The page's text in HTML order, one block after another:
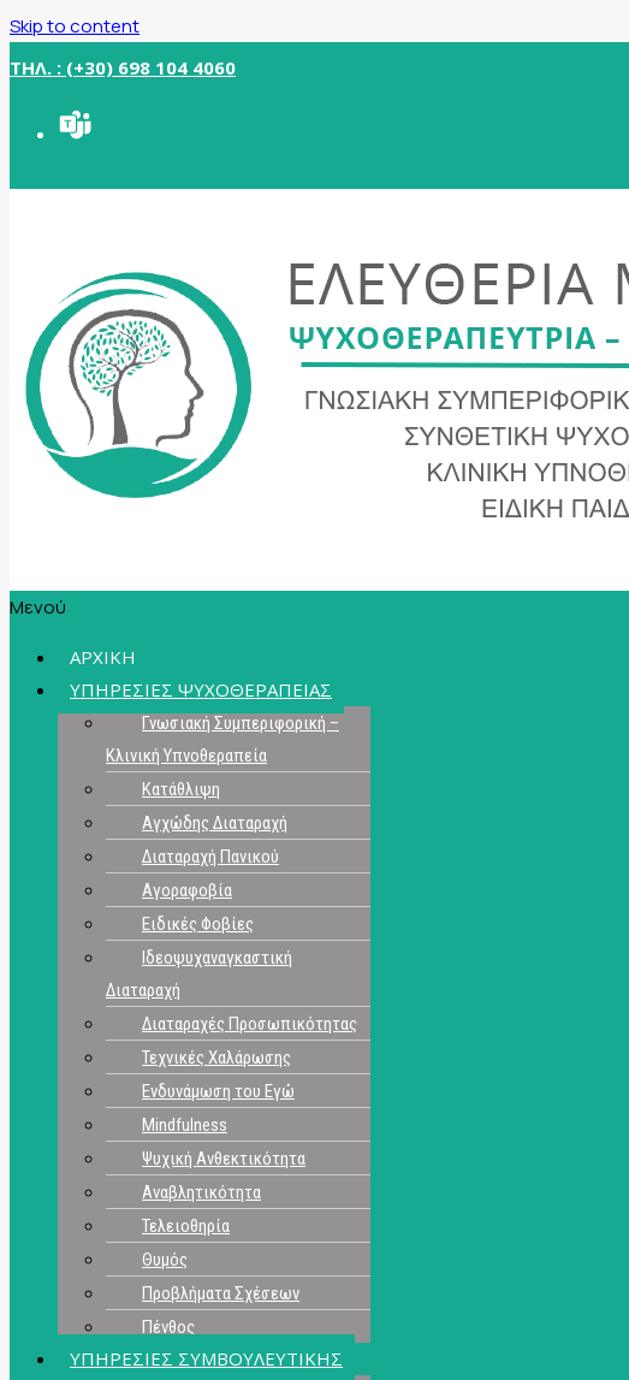
Skip to content
ΤΗΛ. : (+30) 698 104 4060
Μενού
ΑΡΧΙΚΗ
ΥΠΗΡΕΣΙΕΣ ΨΥΧΟΘΕΡΑΠΕΙΑΣ
Γνωσιακή Συμπεριφορική –
Κλινική Υπνοθεραπεία
Κατάθλιψη
Αγχώδης Διαταραχή
Διαταραχή Πανικού
Αγοραφοβία
Ειδικές Φοβίες
Ιδεοψυχαναγκαστική
Διαταραχή
Διαταραχές Προσωπικότητας
Τεχνικές Χαλάρωσης
Ενδυνάμωση του Εγώ
Mindfulness
Ψυχική Ανθεκτικότητα
Αναβλητικότητα
Τελειοθηρία
Θυμός
Προβλήματα Σχέσεων
Πένθος
ΥΠΗΡΕΣΙΕΣ ΣΥΜΒΟΥΛΕΥΤΙΚΗΣ